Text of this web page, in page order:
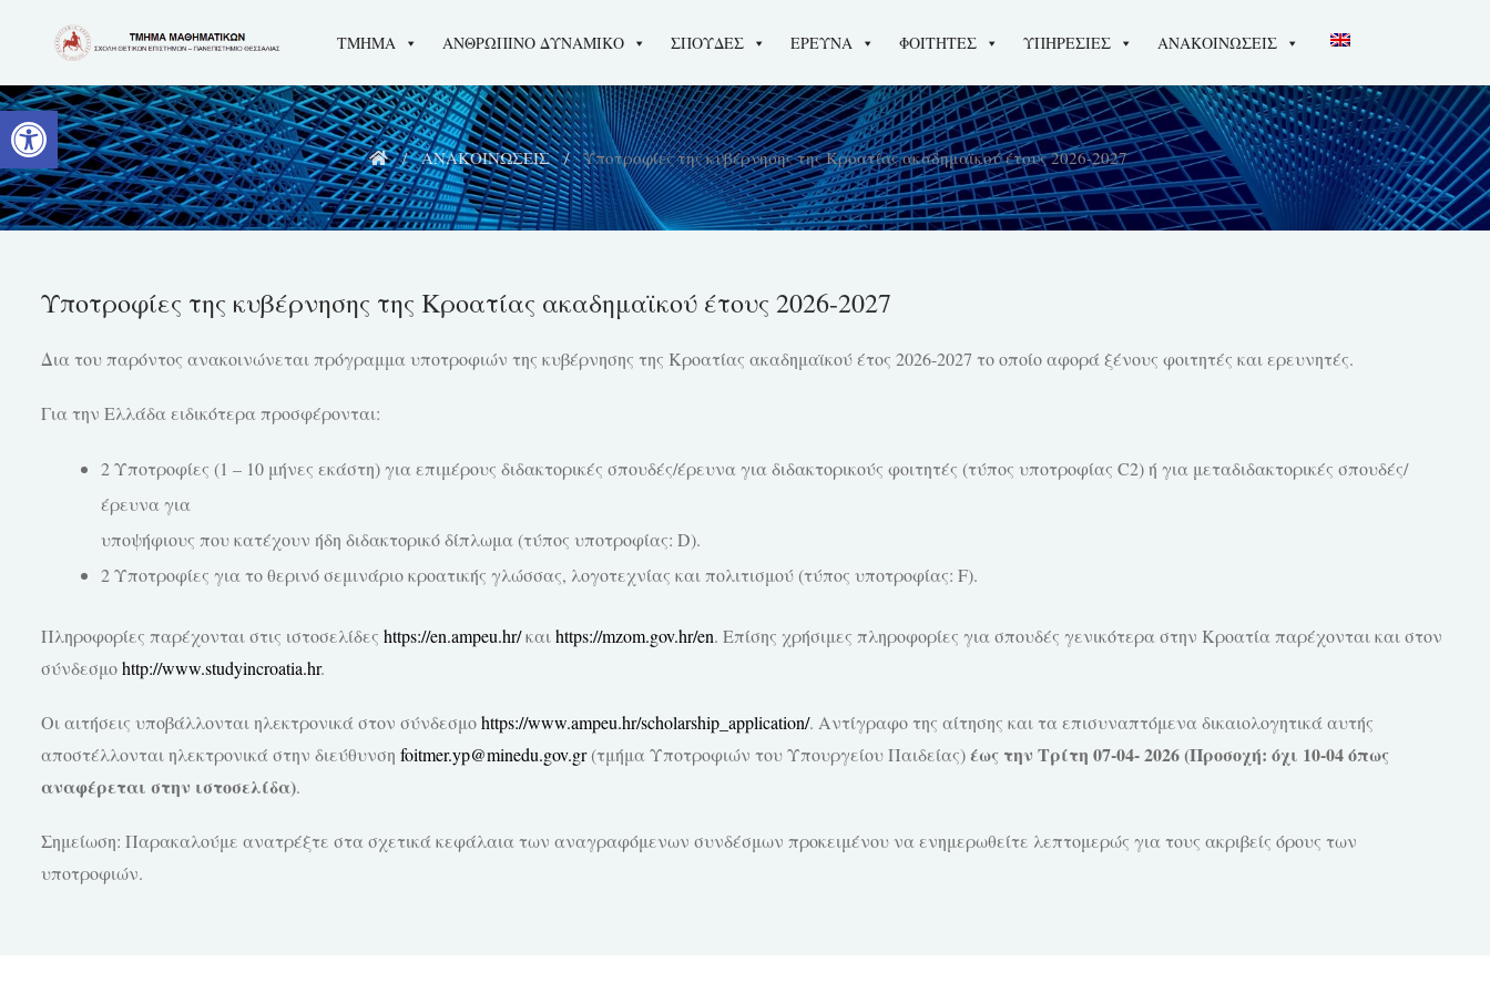
Ανοίξτε τη γραμμή εργαλείων
ΤΜΗΜΑ ΑΝΘΡΩΠΙΝΟ ΔΥΝΑΜΙΚΟ ΣΠΟΥΔΕΣ ΕΡΕΥΝΑ ΦΟΙΤΗΤΕΣ ΥΠΗΡΕΣΙΕΣ ΑΝΑΚΟΙΝΩΣΕΙΣ
ΑΝΑΚΟΙΝΩΣΕΙΣ Υποτροφίες της κυβέρνησης της Κροατίας ακαδημαϊκού έτους 2026-2027
Υποτροφίες της κυβέρνησης της Κροατίας ακαδημαϊκού έτους 2026-2027
Δια του παρόντος ανακοινώνεται πρόγραμμα υποτροφιών της κυβέρνησης της Κροατίας ακαδημαϊκού έτος 2026-2027 το οποίο αφορά ξένους φοιτητές και ερευνητές.
Για την Ελλάδα ειδικότερα προσφέρονται:
2 Υποτροφίες (1 – 10 μήνες εκάστη) για επιμέρους διδακτορικές σπουδές/έρευνα για διδακτορικούς φοιτητές (τύπος υποτροφίας C2) ή για μεταδιδακτορικές σπουδές/
έρευνα για
υποψήφιους που κατέχουν ήδη διδακτορικό δίπλωμα (τύπος υποτροφίας: D).
2 Υποτροφίες για το θερινό σεμινάριο κροατικής γλώσσας, λογοτεχνίας και πολιτισμού (τύπος υποτροφίας: F).
Πληροφορίες παρέχονται στις ιστοσελίδες https://en.ampeu.hr/καιhttps://mzom.gov.hr/en. Επίσης χρήσιμες πληροφορίες για σπουδές γενικότερα στην Κροατία παρέχονται και στον
σύνδεσμοhttp://www.studyincroatia.hr.
Οι αιτήσεις υποβάλλονται ηλεκτρονικά στον σύνδεσμοhttps://www.ampeu.hr/scholarship_application/. Αντίγραφο της αίτησης και τα επισυναπτόμενα δικαιολογητικά αυτής
αποστέλλονται ηλεκτρονικά στην διεύθυνση foitmer.yp@minedu.gov.gr(τμήμα Υποτροφιών του Υπουργείου Παιδείας)έως την Τρίτη 07-04- 2026 (Προσοχή: όχι 10-04 όπως
αναφέρεται στην ιστοσελίδα).
Σημείωση: Παρακαλούμε ανατρέξτε στα σχετικά κεφάλαια των αναγραφόμενων συνδέσμων προκειμένου να ενημερωθείτε λεπτομερώς για τους ακριβείς όρους των
υποτροφιών.